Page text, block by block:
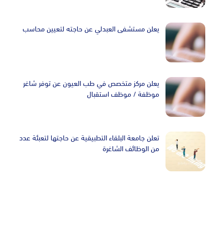
يعلن مستشفى العبدلي عن حاجته لتعيين محاسب
يعلن مركز متخصص في طب العيون عن توفر شاغر
موظفة / موظف استقبال
تعلن جامعة البلقاء التطبيقية عن حاجتها لتعبئة عدد
من الوظائف الشاغرة